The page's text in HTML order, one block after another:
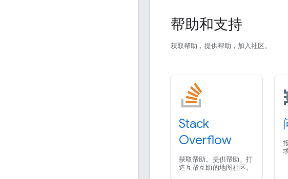
帮助和支持
获取帮助，提供帮助，加入社区。
Stack
Overflow
获取帮助。提供帮助。打
造互帮互助的地图社区。